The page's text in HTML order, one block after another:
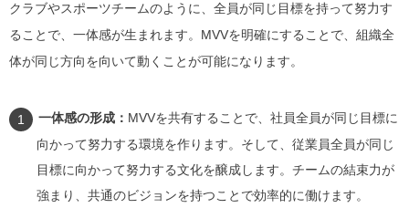
クラブやスポーツチームのように、全員が同じ目標を持って努力す
ることで、一体感が生まれます。MVVを明確にすることで、組織全
体が同じ方向を向いて動くことが可能になります。
一体感の形成： MVVを共有することで、社員全員が同じ目標に
向かって努力する環境を作ります。そして、従業員全員が同じ
目標に向かって努力する文化を醸成します。チームの結束力が
強まり、共通のビジョンを持つことで効率的に働けます。